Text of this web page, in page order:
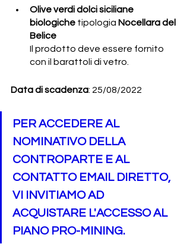
Olive verdi dolci siciliane
biologiche tipologia Nocellara del
Belice
Il prodotto deve essere fornito
con il barattoli di vetro.
Data di scadenza: 25/08/2022
PER ACCEDERE AL
NOMINATIVO DELLA
CONTROPARTE E AL
CONTATTO EMAIL DIRETTO,
VI INVITIAMO AD
ACQUISTARE L'ACCESSO AL
PIANO PRO-MINING.